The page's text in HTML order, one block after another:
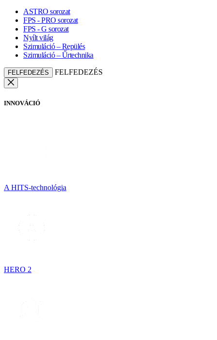
ASTRO sorozat
FPS - PRO sorozat
FPS - G sorozat
Nyílt világ
Szimuláció – Repülés
Szimuláció – Űrtechnika
FELFEDEZÉS FELFEDEZÉS
INNOVÁCIÓ
A HITS-technológia
HERO 2